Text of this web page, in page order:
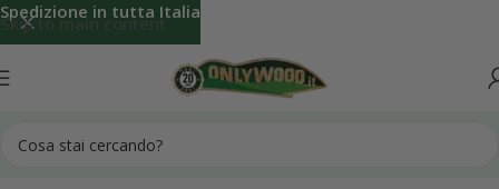
Skip to main content
Spedizione in tutta Italia